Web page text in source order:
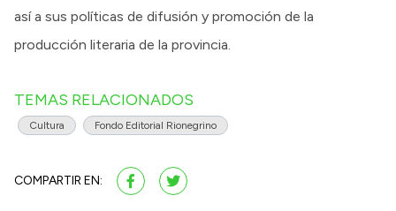
así a sus políticas de difusión y promoción de la
producción literaria de la provincia.
TEMAS RELACIONADOS
Cultura Fondo Editorial Rionegrino
COMPARTIR EN: